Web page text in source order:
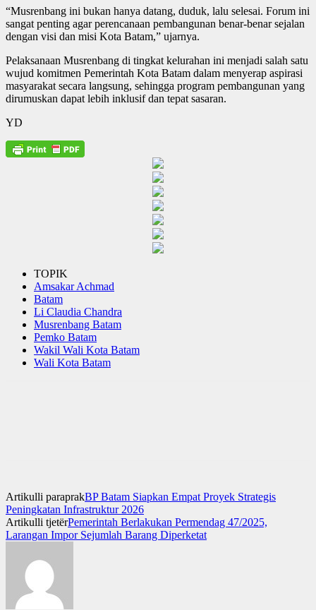
“Musrenbang ini bukan hanya datang, duduk, lalu selesai. Forum ini
sangat penting agar perencanaan pembangunan benar-benar sejalan
dengan visi dan misi Kota Batam,” ujarnya.
Pelaksanaan Musrenbang di tingkat kelurahan ini menjadi salah satu
wujud komitmen Pemerintah Kota Batam dalam menyerap aspirasi
masyarakat secara langsung, sehingga program pembangunan yang
dirumuskan dapat lebih inklusif dan tepat sasaran.
YD
TOPIK
Amsakar Achmad
Batam
Li Claudia Chandra
Musrenbang Batam
Pemko Batam
Wakil Wali Kota Batam
Wali Kota Batam
Artikulli paraprakBP Batam Siapkan Empat Proyek Strategis
Peningkatan Infrastruktur 2026
Artikulli tjetërPemerintah Berlakukan Permendag 47/2025,
Larangan Impor Sejumlah Barang Diperketat